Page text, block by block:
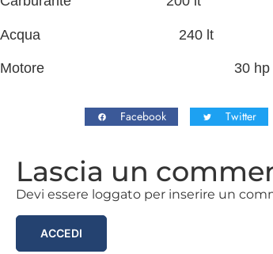
Acqua 240 lt
Motore 30 hp
Facebook Twitter
Lascia un
Devi essere loggato per inserire un
ACCEDI